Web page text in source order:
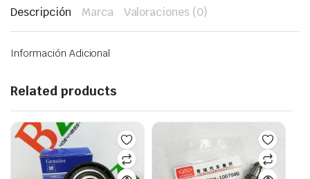
Descripción Marca Valoraciones (0)
Información Adicional
Related products